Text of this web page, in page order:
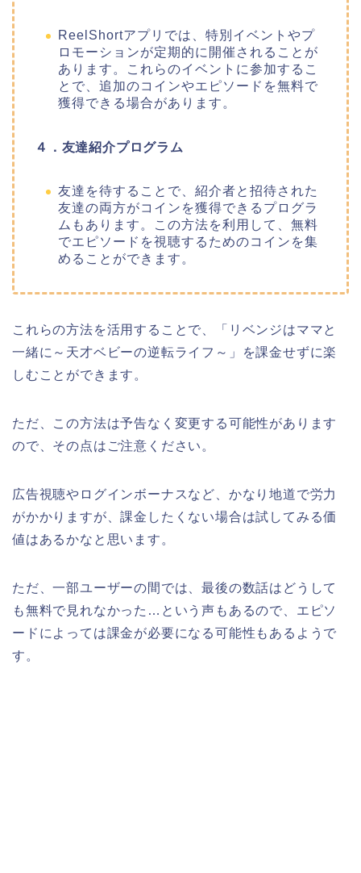
ReelShortアプリでは、特別イベントやプ
ロモーションが定期的に開催されることが
あります。これらのイベントに参加するこ
とで、追加のコインやエピソードを無料で
獲得できる場合があります。
４．友達紹介プログラム
友達を待することで、紹介者と招待された
友達の両方がコインを獲得できるプログラ
ムもあります。この方法を利用して、無料
でエピソードを視聴するためのコインを集
めることができます。
これらの方法を活用することで、
「リベンジはママと
一緒に～天才ベビーの逆転ライフ～ 」
を課金せずに楽
しむことができます。
ただ、この方法は予告なく変更する可能性があります
ので、その点はご注意ください。
広告視聴やログインボーナスなど、かなり地道で労力
がかかりますが、課金したくない場合は試してみる価
値はあるかなと思います。
ただ、一部ユーザーの間では、最後の数話はどうして
も無料で見れなかった…という声もあるので、エピソ
ードによっては課金が必要になる可能性もあるようで
す。